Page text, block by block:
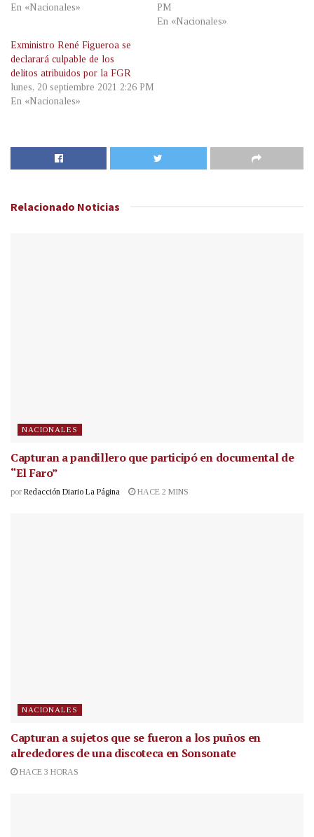
En «Nacionales»
PM
En «Nacionales»
Exministro René Figueroa se
declarará culpable de los
delitos atribuidos por la FGR
lunes, 20 septiembre 2021 2:26 PM
En «Nacionales»
Relacionado Noticias
NACIONALES
Capturan a pandillero que participó en documental de
“El Faro”
por Redacción Diario La Página HACE 2 MINS
NACIONALES
Capturan a sujetos que se fueron a los puños en
alrededores de una discoteca en Sonsonate
HACE 3 HORAS